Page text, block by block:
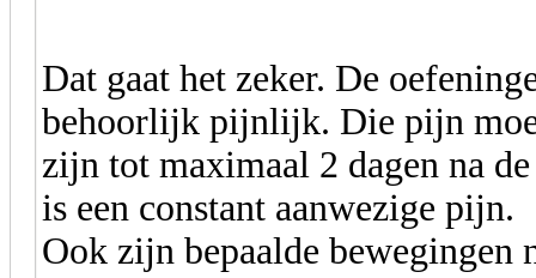
Dat gaat het zeker. De
behoorlijk pijnlijk. Die pijn
zijn tot maximaal 2 dagen na
is een constant aanwezige pijn.
Ook zijn bepaalde